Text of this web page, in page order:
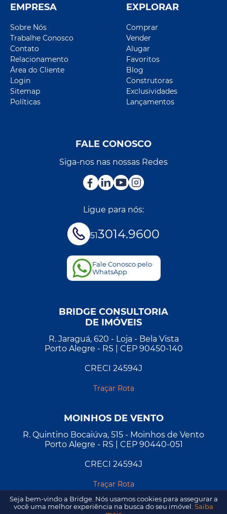
EMPRESA
Sobre Nós
Trabalhe Conosco
Contato
Relacionamento
Área do Cliente
Login
Sitemap
Políticas
EXPLORAR
Comprar
Vender
Alugar
Favoritos
Blog
Construtoras
Exclusividades
Lançamentos
FALE CONOSCO
Siga-nos nas nossas Redes
Ligue para nós:
513014.9600
Fale Conosco pelo
WhatsApp
BRIDGE CONSULTORIA
DE IMÓVEIS
R. Jaraguá, 620 - Loja - Bela Vista
Porto Alegre - RS | CEP 90450-140
CRECI 24594J
Traçar Rota
MOINHOS DE VENTO
R. Quintino Bocaiúva, 515 - Moinhos de Vento
Porto Alegre - RS | CEP 90440-051
CRECI 24594J
Traçar Rota
Seja bem-vindo a Bridge. Nós usamos cookies para assegurar a
você uma melhor experiência na busca do seu imóvel. Saiba